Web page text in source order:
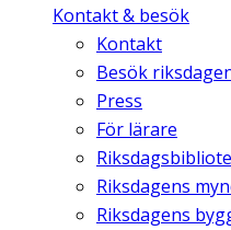
Kontakt & besök
Kontakt
Besök
Press
För lärare
Riksdagens
Riksdagens